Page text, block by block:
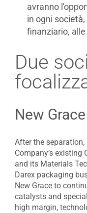
avranno
in ogni
finanziario,
Due
New Grace
After the
Company’s
and its Materials
Darex packaging
New Grace to
catalysts and
high margin,